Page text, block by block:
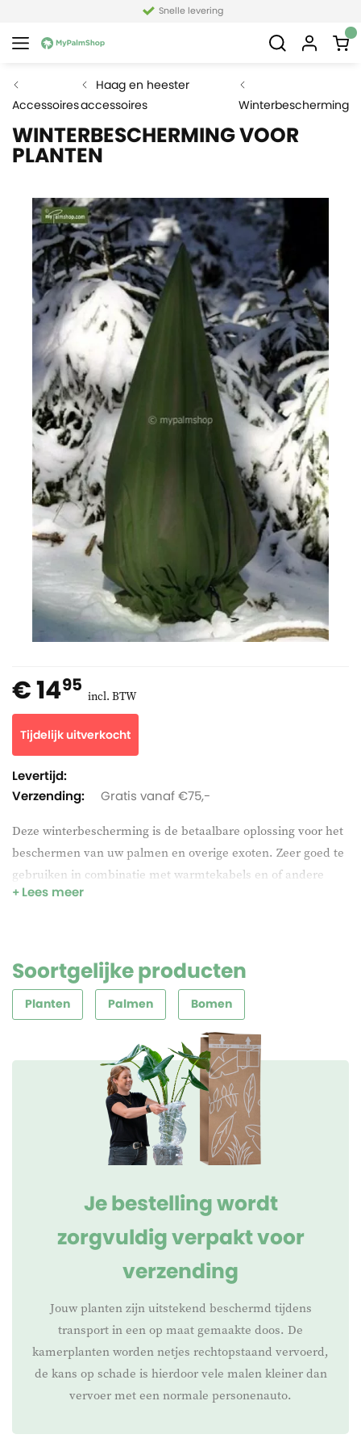
Snelle levering
Accessoires
Haag en heester
accessoires
Winterbescherming
WINTERBESCHERMING VOOR
PLANTEN
Deze winterbescherming is de betaalbare oplossing voor het
beschermen van uw palmen en overige exoten. Zeer goed te
gebruiken in combinatie met warmtekabels en of andere
middelen zoals stro:
stam/pot.
Doordat de ritssluiting van boven en van onderen open
kan, is het makkelijk warmtekabels aanleggen, extra stro
UV-bestendig, windbestendig en extra luchtlagen tegen de
Wij adviseren een bamboo stok in het midden, om de
bladeren van de plant te beschermen bij sneeuwval.
Meer producten om uw planten en bomen te beschermen
Accessoires/Winterbescherming.
Lees meer
€ 1495 incl. BTW
Tijdelijk uitverkocht
Levertijd:
Verzending:
Gratis vanaf €75,-
Soortgelijke producten
Planten Palmen Bomen
Je bestelling wordt
zorgvuldig verpakt voor
verzending
Jouw planten zijn uitstekend beschermd tijdens
transport in een op maat gemaakte doos. De
kamerplanten worden netjes rechtopstaand vervoerd,
de kans op schade is hierdoor vele malen kleiner dan
vervoer met een normale personenauto.